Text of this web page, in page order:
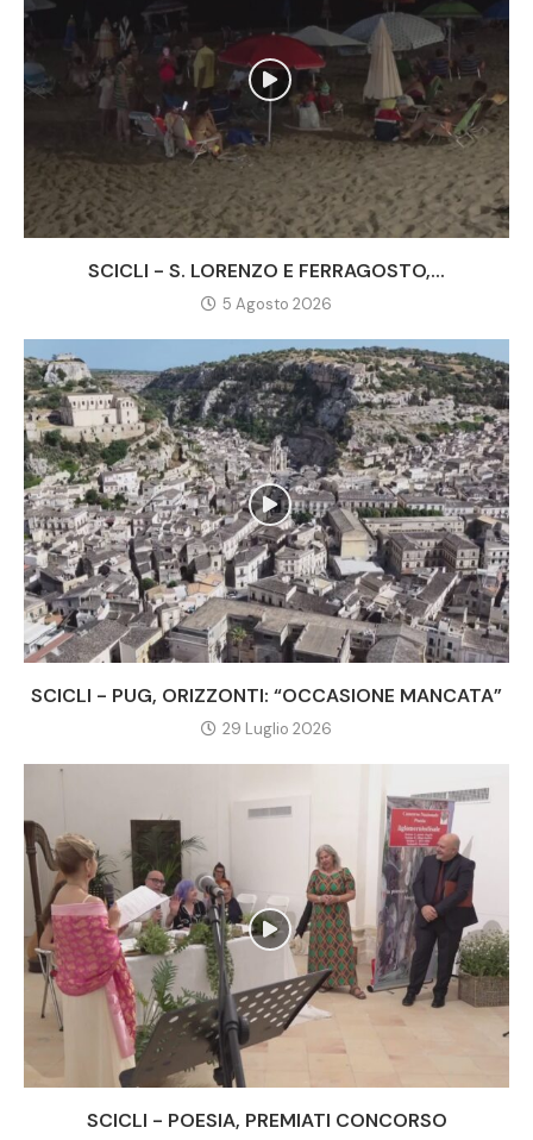
SCICLI - S. LORENZO E FERRAGOSTO,...
5 Agosto 2026
SCICLI - PUG, ORIZZONTI: “OCCASIONE MANCATA”
29 Luglio 2026
SCICLI - POESIA, PREMIATI CONCORSO